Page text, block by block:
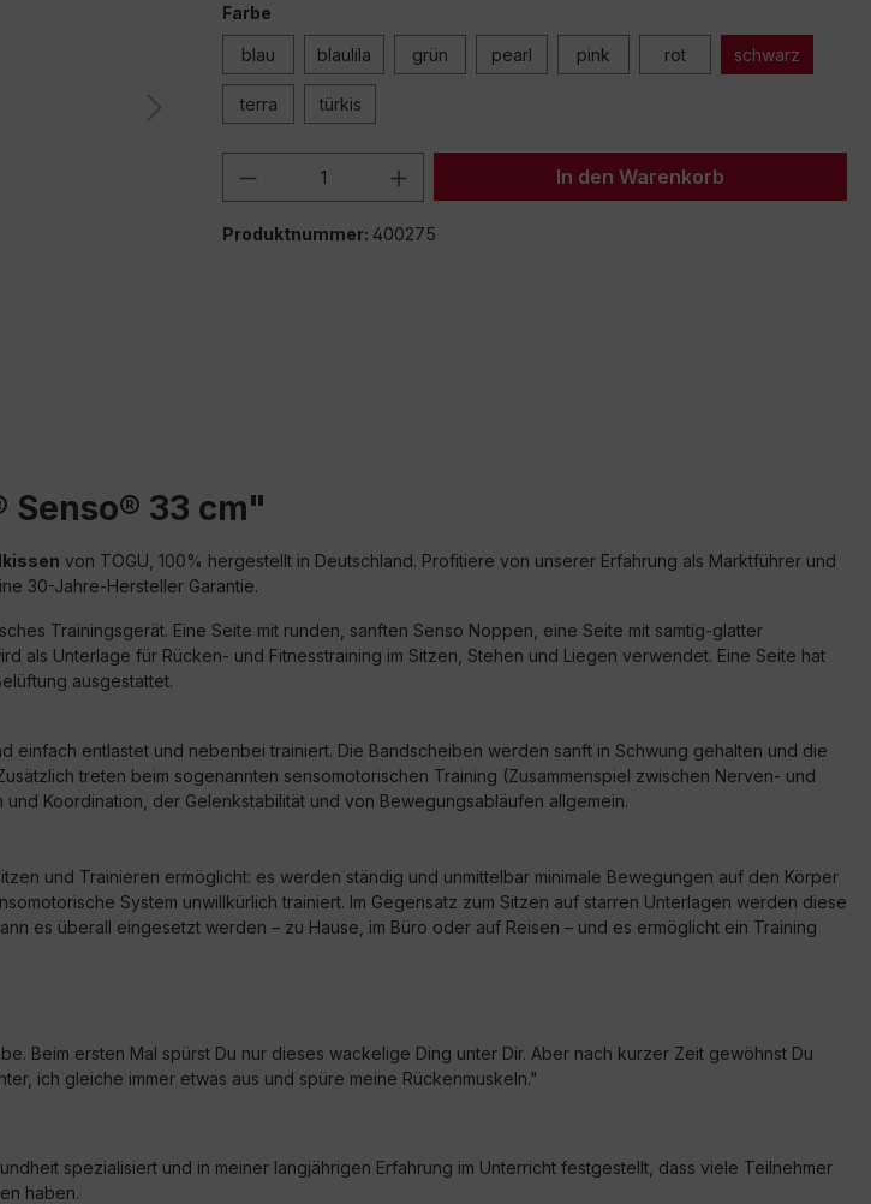
Farbe
blau blaulila grün pearl pink rot schwarz
terra türkis
Produkt Anzahl: Gib den gewünschten Wert
In den Warenkorb
Produktnummer: 400275
33 cm"
von TOGU, 100% hergestellt in Deutschland. Profitiere von unserer Erfahrung als Marktführer und
30-Jahre-Hersteller Garantie.
Trainingsgerät. Eine Seite mit runden, sanften Senso Noppen, eine Seite mit samtig-glatter
als Unterlage für Rücken- und Fitnesstraining im Sitzen, Stehen und Liegen verwendet. Eine Seite hat
ausgestattet.
einfach entlastet und nebenbei trainiert. Die Bandscheiben werden sanft in Schwung gehalten und die
treten beim sogenannten sensomotorischen Training (Zusammenspiel zwischen Nerven- und
Koordination, der Gelenkstabilität und von Bewegungsabläufen allgemein.
und Trainieren ermöglicht: es werden ständig und unmittelbar minimale Bewegungen auf den Körper
System unwillkürlich trainiert. Im Gegensatz zum Sitzen auf starren Unterlagen werden diese
es überall eingesetzt werden – zu Hause, im Büro oder auf Reisen – und es ermöglicht ein Training
Beim ersten Mal spürst Du nur dieses wackelige Ding unter Dir. Aber nach kurzer Zeit gewöhnst Du
ich gleiche immer etwas aus und spüre meine Rückenmuskeln."
spezialisiert und in meiner langjährigen Erfahrung im Unterricht festgestellt, dass viele Teilnehmer
haben.